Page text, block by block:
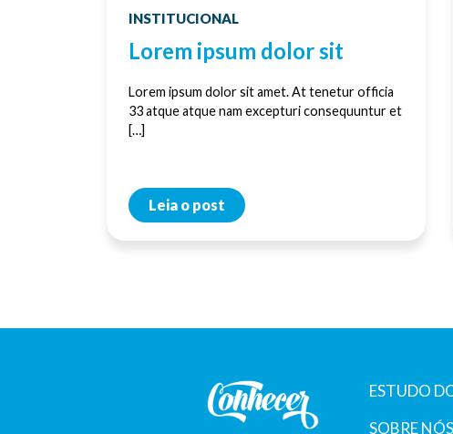
INSTITUCIONAL
Lorem ipsum dolor sit
Lorem ipsum dolor sit amet. At tenetur officia
33 atque atque nam excepturi consequuntur et
[…]
Leia o post
ESTUDO
SOBRE NÓS